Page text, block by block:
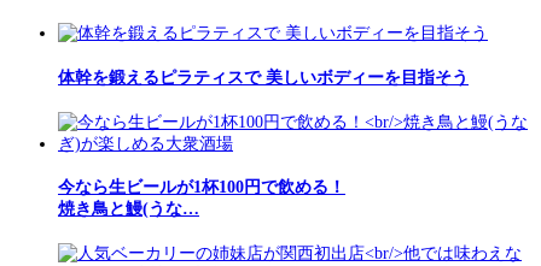
体幹を鍛えるピラティスで 美しいボディーを目指そう
今なら生ビールが1杯100円で飲める！
焼き鳥と鰻(うな…